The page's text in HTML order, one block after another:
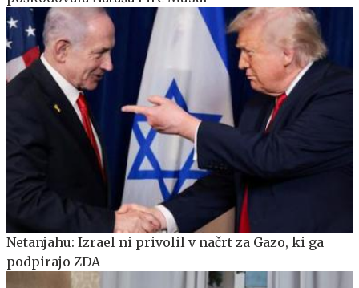
Netanjahu: Izrael ni privolil v načrt za Gazo, ki ga
podpirajo ZDA